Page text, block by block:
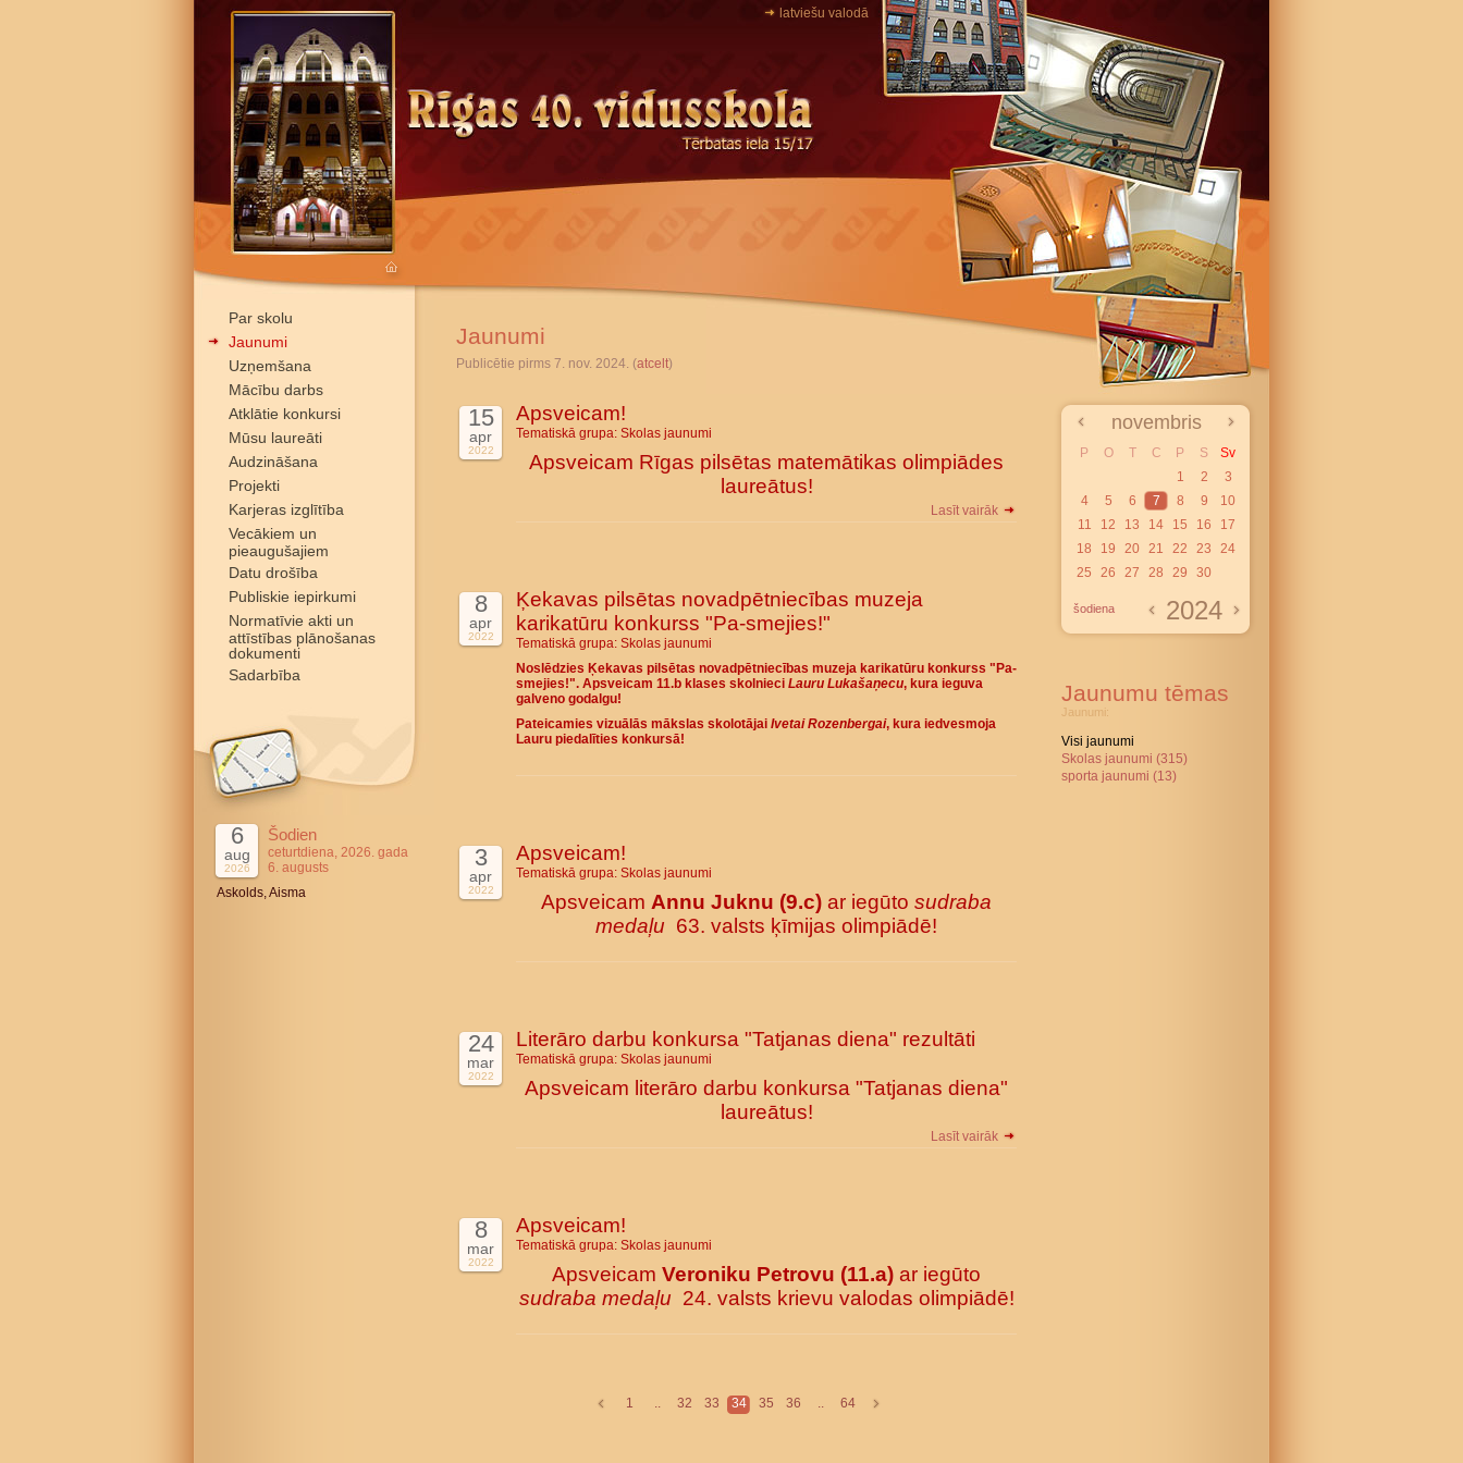
latviešu valodā
Par skolu
Jaunumi
Uzņemšana
Mācību darbs
Atklātie konkursi
Mūsu laureāti
Audzināšana
Projekti
Karjeras izglītība
Vecākiem un
pieaugušajiem
Datu drošība
Publiskie iepirkumi
Normatīvie akti un
attīstības plānošanas
dokumenti
Sadarbība
6
aug
2026
Šodien
ceturtdiena, 2026. gada
6. augusts
Askolds, Aisma
Jaunumi
Publicētie pirms 7. nov. 2024. (atcelt)
15
apr
2022
Apsveicam!
Tematiskā grupa: Skolas jaunumi
Apsveicam Rīgas pilsētas matemātikas olimpiādes
laureātus!
Lasīt vairāk
8
apr
2022
Ķekavas pilsētas novadpētniecības muzeja
karikatūru konkurss "Pa-smejies!"
Tematiskā grupa: Skolas jaunumi
Noslēdzies Ķekavas pilsētas novadpētniecības muzeja karikatūru konkurss "Pa-
smejies!". Apsveicam 11.b klases skolnieci Lauru Lukašaņecu, kura ieguva
galveno godalgu!
Pateicamies vizuālās mākslas skolotājai Ivetai Rozenbergai, kura iedvesmoja
Lauru piedalīties konkursā!
3
apr
2022
Apsveicam!
Tematiskā grupa: Skolas jaunumi
Apsveicam Annu Juknu (9.c) ar iegūto sudraba
medaļu 63. valsts ķīmijas olimpiādē!
24
mar
2022
Literāro darbu konkursa "Tatjanas diena" rezultāti
Tematiskā grupa: Skolas jaunumi
Apsveicam literāro darbu konkursa "Tatjanas diena"
laureātus!
Lasīt vairāk
8
mar
2022
Apsveicam!
Tematiskā grupa: Skolas jaunumi
Apsveicam Veroniku Petrovu (11.a) ar iegūto
sudraba medaļu 24. valsts krievu valodas olimpiādē!
1 .. 32 33 34 35 36 .. 64
novembris
P O T C P S
Sv
1
2
3
4
5 6 7 8 9
10
11
12 13 14 15 16
17
18
19 20 21 22 23
24
25
26 27 28 29 30
šodiena 2024
Jaunumu tēmas
Jaunumi:
Visi jaunumi
Skolas jaunumi (315)
sporta jaunumi (13)